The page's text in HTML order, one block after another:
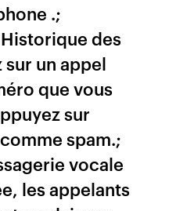
.;
des
un appel
que vous
sur
spam.;
vocale
les appelants